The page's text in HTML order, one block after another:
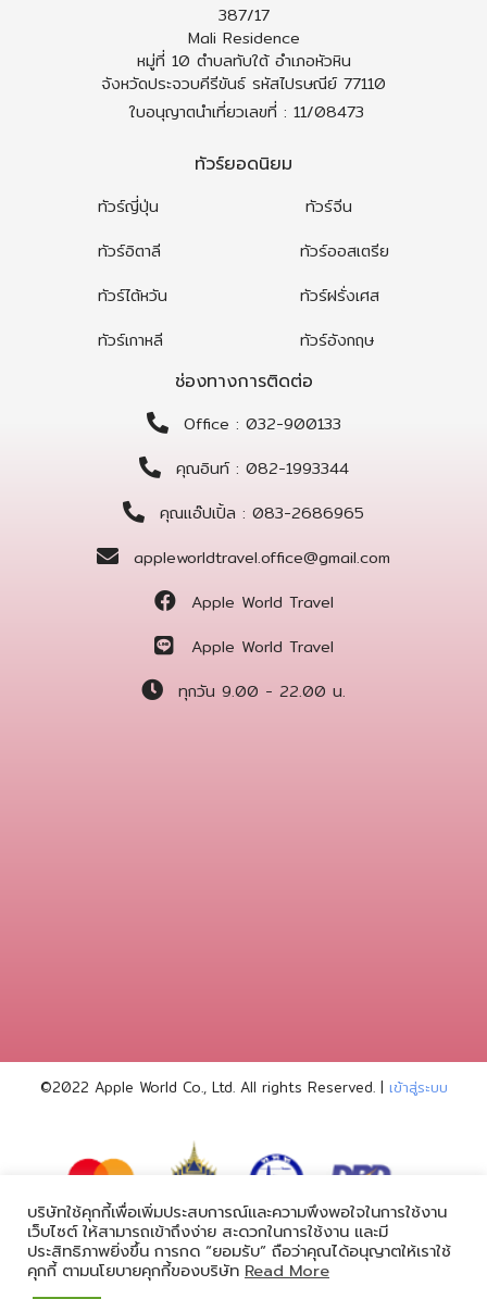
387/17
Mali Residence
หมู่ที่ 10 ตำบลทับใต้ อำเภอหัวหิน
จังหวัดประจวบคีรีขันธ์ รหัสไปรษณีย์ 77110
ใบอนุญาตนำเที่ยวเลขที่ : 11/08473
ทัวร์ยอดนิยม
ทัวร์ญี่ปุ่น
ทัวร์อิตาลี
ทัวร์ไต้หวัน
ทัวร์เกาหลี
ทัวร์จีน
ทัวร์ออสเตรีย
ทัวร์ฝรั่งเศส
ทัวร์อังกฤษ
ช่องทางการติดต่อ
Office : 032-900133
คุณอินท์ : 082-1993344
คุณแอ๊ปเปิ้ล : 083-2686965
appleworldtravel.office@gmail.com
Apple World Travel
Apple World Travel
ทุกวัน 9.00 - 22.00 น.
©2022 Apple World Co., Ltd. All rights Reserved. | เข้าสู่ระบบ
powered by
บริษัทใช้คุกกี้เพื่อเพิ่มประสบการณ์และความพึงพอใจในการใช้งาน
เว็บไซต์ ให้สามารถเข้าถึงง่าย สะดวกในการใช้งาน และมี
ประสิทธิภาพยิ่งขึ้น การกด “ยอมรับ” ถือว่าคุณได้อนุญาตให้เราใช้
คุกกี้ ตามนโยบายคุกกี้ของบริษัท Read More
ทัวร์จอร์เจีย